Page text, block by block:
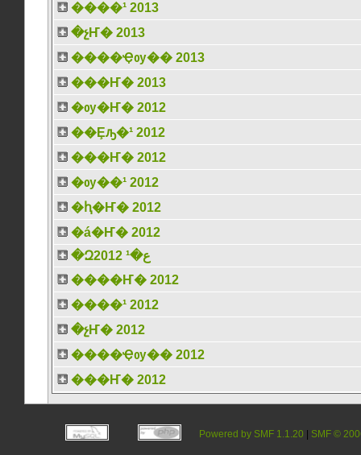
����¹ 2013
�չҤ� 2013
����Ҿѹ�� 2013
���Ҥ� 2013
�ѹ�Ҥ� 2012
��Ȩԡ�¹ 2012
���Ҥ� 2012
�ѹ��¹ 2012
�ԧ�Ҥ� 2012
�á�Ҥ� 2012
�Զع�¹ 2012
����Ҥ� 2012
����¹ 2012
�չҤ� 2012
����Ҿѹ�� 2012
���Ҥ� 2012
Powered by SMF 1.1.20 SMF ©